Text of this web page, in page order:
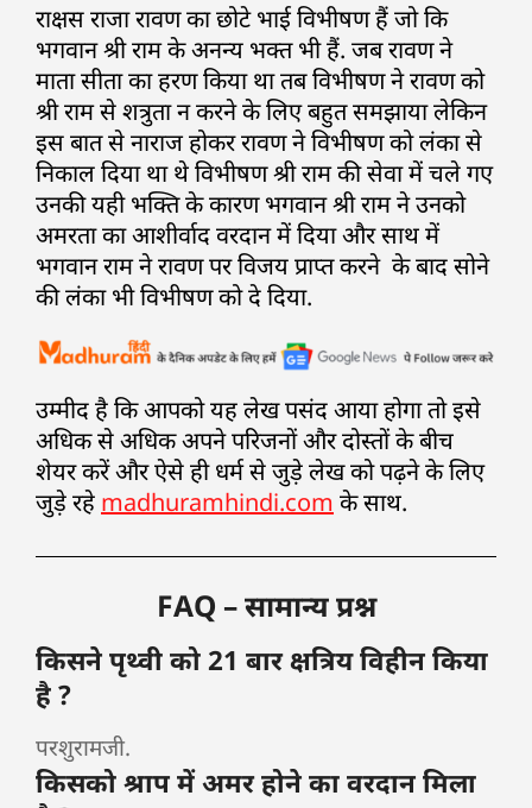
राक्षस राजा रावण का छोटे भाई विभीषण हैं जो कि
भगवान श्री राम के अनन्य भक्त भी हैं. जब रावण ने
माता सीता का हरण किया था तब विभीषण ने रावण को
श्री राम से शत्रुता न करने के लिए बहुत समझाया लेकिन
इस बात से नाराज होकर रावण ने विभीषण को लंका से
निकाल दिया था थे विभीषण श्री राम की सेवा में चले गए
उनकी यही भक्ति के कारण भगवान श्री राम ने उनको
अमरता का आशीर्वाद वरदान में दिया और साथ में
भगवान राम ने रावण पर विजय प्राप्त करने के बाद सोने
की लंका भी विभीषण को दे दिया.
उम्मीद है कि आपको यह लेख पसंद आया होगा तो इसे
अधिक से अधिक अपने परिजनों और दोस्तों के बीच
शेयर करें और ऐसे ही धर्म से जुड़े लेख को पढ़ने के लिए
जुड़े रहे madhuramhindi.com के साथ.
FAQ – सामान्य प्रश्न
किसने पृथ्वी को 21 बार क्षत्रिय विहीन किया
है ?
परशुरामजी.
किसको श्राप में अमर होने का वरदान मिला